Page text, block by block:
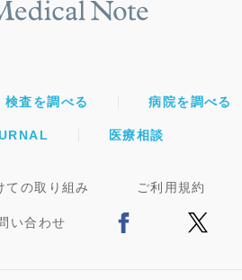
検査を調べる 病院を調べる
医療相談
ての取り組み ご利用規約
い合わせ